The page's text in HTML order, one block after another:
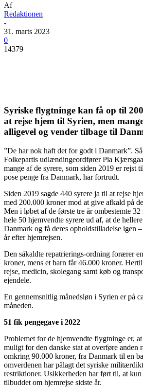
Af
Redaktionen
-
31. marts 2023
0
14379
Syriske flygtninge kan få op til
at rejse hjem til Syrien, men
alligevel og vender tilbage til
”De har nok haft det for godt i Danmark”.
Folkepartis udlændingeordfører Pia
mange af de syrere, som siden 2019 er rejst
pose penge fra Danmark, har fortrudt.
Siden 2019 sagde 440 syrere ja til at rejse
med 200.000 kroner mod at give afkald på
Men i løbet af de første tre år ombestemte
hele 50 hjemvendte syrere ud af, at de
Danmark og få deres opholdstilladelse igen
år efter hjemrejsen.
Den såkaldte repatrierings-ordning forærer
kroner, mens et barn får 46.000 kroner.
rejse, medicin, skolegang samt køb og
ejendele.
En gennemsnitlig månedsløn i Syrien er på
måneden.
51 fik pengegave i 2022
Problemet for de hjemvendte flygtninge er,
muligt for den danske stat at overføre anden
omkring 90.000 kroner, fra Danmark til en
omverdenen har pålagt det syriske
restriktioner. Usikkerheden har ført til, at
tilbuddet om hjemrejse sidste år.